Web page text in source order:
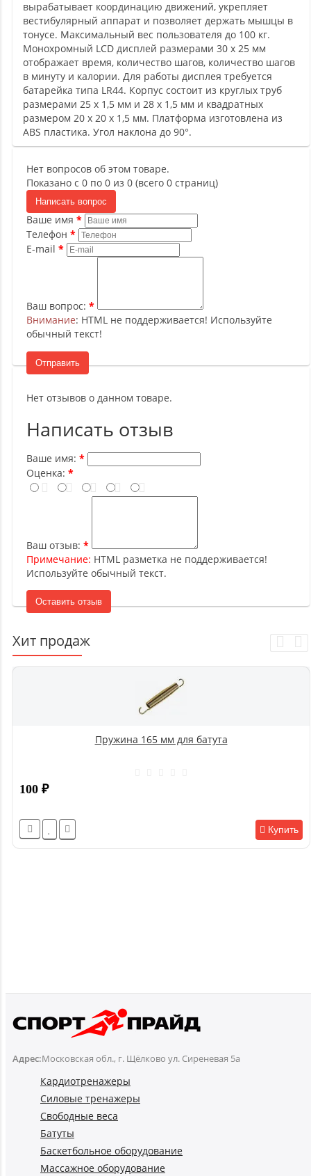
вырабатывает координацию движений, укрепляет
вестибулярный аппарат и позволяет держать мышцы в
тонусе. Максимальный вес пользователя до 100 кг.
Монохромный LCD дисплей размерами 30 х 25 мм
отображает время, количество шагов, количество шагов
в минуту и калории. Для работы дисплея требуется
батарейка типа LR44. Корпус состоит из круглых труб
размерами 25 х 1,5 мм и 28 х 1,5 мм и квадратных
размером 20 х 20 х 1,5 мм. Платформа изготовлена из
ABS пластика. Угол наклона до 90°.
Нет вопросов об этом товаре.
Показано с 0 по 0 из 0 (всего 0 страниц)
Написать вопрос
Ваше имя
Телефон
E-mail
Ваш вопрос:
Внимание: HTML не поддерживается! Используйте
обычный текст!
Отправить
Нет отзывов о данном товаре.
Написать отзыв
Ваше имя:
Оценка:
Ваш отзыв:
Примечание: HTML разметка не поддерживается!
Используйте обычный текст.
Оставить отзыв
Хит продаж
Пружина 165 мм для батута
100 ₽
Купить
Адрес:Московская обл., г. Щёлково ул. Сиреневая 5а
Кардиотренажеры
Силовые тренажеры
Свободные веса
Батуты
Баскетбольное оборудование
Массажное оборудование